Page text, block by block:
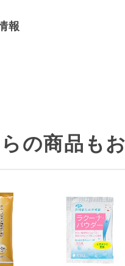
報
の商品も